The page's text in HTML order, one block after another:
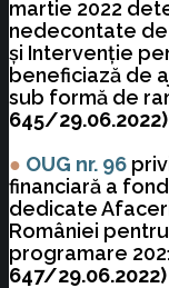
martie 2022
nedecontate
şi Intervenţie
beneficiază de
sub formă de
645/29.06.2022)
● OUG nr. 96
financiară a
dedicate
României
programare
647/29.06.2022)